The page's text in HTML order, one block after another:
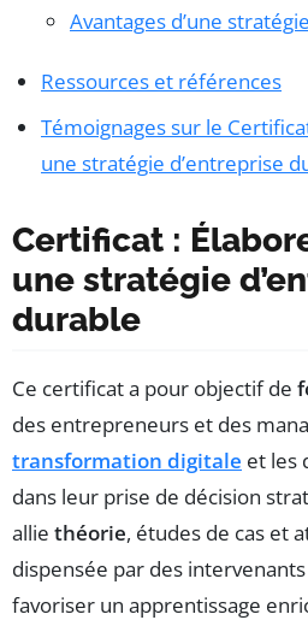
Avantages d’une
Ressources et références
Témoignages sur le
une stratégie d’entreprise
Certificat :
une stratégie
durable
Ce certificat a pour objectif de
des entrepreneurs et des
transformation digitale et les
dans leur prise de décision
allie théorie, études de cas et
dispensée par des
favoriser un apprentissage